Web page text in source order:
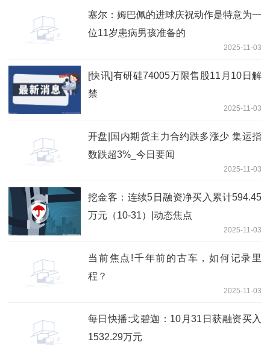
塞尔：姆巴佩的进球庆祝动作是特意为一
位11岁患病男孩准备的
2025-11-03
[快讯]有研硅74005万限售股11月10日解
禁
2025-11-03
开盘|国内期货主力合约跌多涨少 集运指
数跌超3%_今日要闻
2025-11-03
挖金客：连续5日融资净买入累计594.45
万元（10-31）|动态焦点
2025-11-03
当前焦点!千年前的古车，如何记录里
程？
2025-11-03
每日快播:戈碧迦：10月31日获融资买入
1532.29万元